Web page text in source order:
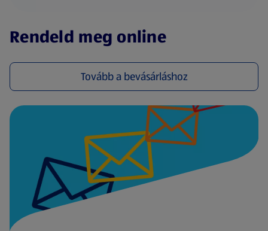
Rendeld meg online
Tovább a bevásárláshoz
(új oldalon nyílik meg)